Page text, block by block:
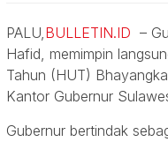
PALU,BULLETIN.ID –
Hafid, memimpin
Tahun (HUT)
Kantor Gubernur
Gubernur bertindak